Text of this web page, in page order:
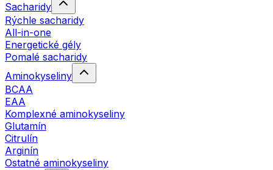
Sacharidy
Rýchle sacharidy
All-in-one
Energetické gély
Pomalé sacharidy
Aminokyseliny
BCAA
EAA
Komplexné aminokyseliny
Glutamín
Citrulín
Arginín
Ostatné aminokyseliny